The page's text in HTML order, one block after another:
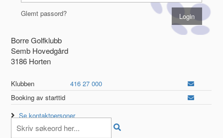
Glemt passord?
Borre Golfklubb
Semb Hovedgård
3186 Horten
Klubben
416 27 000
Booking av starttid
Se kontaktpersoner